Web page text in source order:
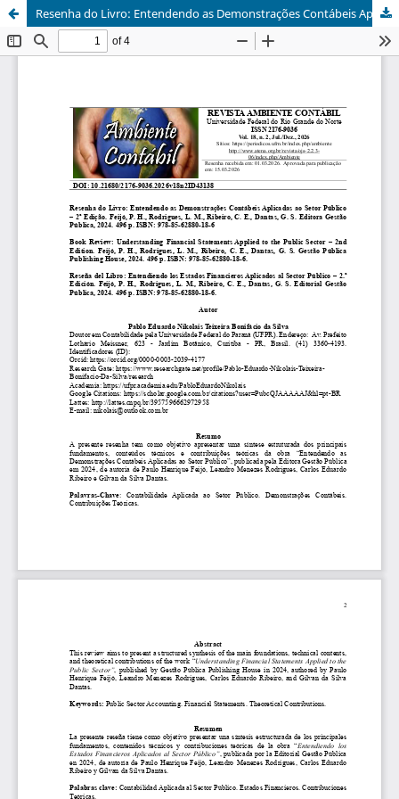
Resenha do Livro: Entendendo as Demonstrações Contábeis Aplicadas ao Setor Público – 2ª Edição. Feijó, P. H., Rodrigues, L. M., Ribeiro, C. E., Dantas, G. S. Editora Gestão Pública, 2024. 496 p. ISBN: 978-85-62880-18-6